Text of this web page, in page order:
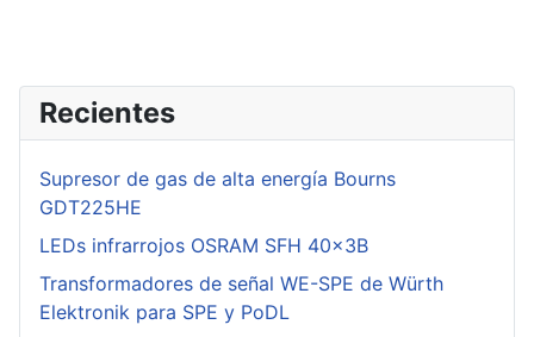
Recientes
Supresor de gas de alta energía Bourns
GDT225HE
LEDs infrarrojos OSRAM SFH 40x3B
Transformadores de señal WE-SPE de Würth
Elektronik para SPE y PoDL